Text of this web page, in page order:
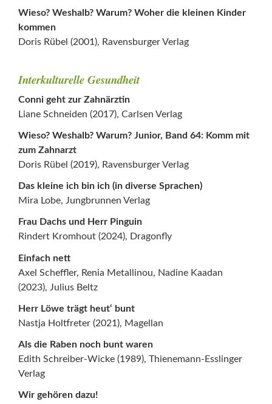
Wieso? Weshalb? Warum? Woher die kleinen Kinder
kommen
Doris Rübel (2001), Ravensburger Verlag
Interkulturelle Gesundheit
Conni geht zur Zahnärztin
Liane Schneiden (2017), Carlsen Verlag
Wieso? Weshalb? Warum? Junior, Band 64: Komm mit
zum Zahnarzt
Doris Rübel (2019), Ravensburger Verlag
Das kleine ich bin ich (in diverse Sprachen)
Mira Lobe, Jungbrunnen Verlag
Frau Dachs und Herr Pinguin
Rindert Kromhout (2024), Dragonfly
Einfach nett
Axel Scheffler, Renia Metallinou, Nadine Kaadan
(2023), Julius Beltz
Herr Löwe trägt heut‘ bunt
Nastja Holtfreter (2021), Magellan
Als die Raben noch bunt waren
Edith Schreiber-Wicke (1989), Thienemann-Esslinger
Verlag
Wir gehören dazu!